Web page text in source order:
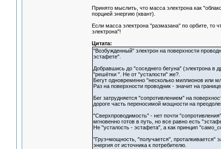
Принято мыслить, что масса электрона как
порцией энергию (квант).
Если масса электрона "размазана" по орбите, то
электрона"!
Цитата:
"Возбужденный" электрон на поверхности
эстафете".
Добравшись до "соседнего бегуна" (электрона в
"решётки ". Не от "усталости" же?.
Бегут одновременно "несколько миллионов или
Раз на поверхности проводник - значит на
Бег затрудняется "сопротивлением" на
дороге часть переносимой мощности на
"Сверхпроводимость" - нет почти
мгновенно готов в путь, но все равно есть
Не "усталость - эстафета", а как принцип
"Груз=мощность, "получается",
энергия от источника к потребителю.